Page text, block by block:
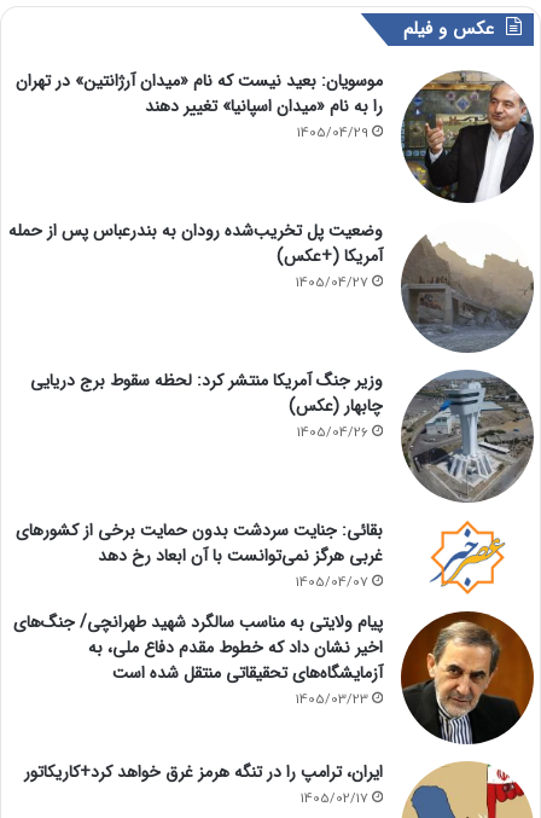
عکس و فیلم
موسویان: بعید نیست که نام «میدان آرژانتین» در تهران
را به نام «میدان اسپانیا» تغییر دهند
1405/04/29
وضعیت پل تخریب‌شده رودان به بندرعباس پس از حمله
آمریکا (+عکس)
1405/04/27
وزیر جنگ آمریکا منتشر کرد: لحظه سقوط برج دریایی
چابهار (عکس)
1405/04/26
بقائی: جنایت سردشت بدون حمایت برخی از کشورهای
غربی هرگز نمی‌توانست با آن ابعاد رخ دهد
1405/04/07
پیام ولایتی به مناسب سالگرد شهید طهرانچی/ جنگ‌های
اخیر نشان داد که خطوط مقدم دفاع ملی، به
آزمایشگاه‌های تحقیقاتی منتقل شده است
1405/03/23
ایران، ترامپ را در تنگه هرمز غرق خواهد کرد+کاریکاتور
1405/02/17